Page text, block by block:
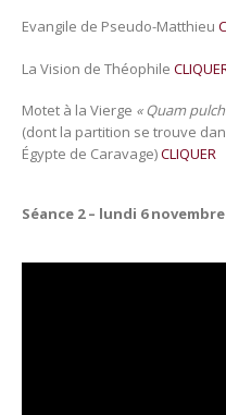
Evangile de Pseudo-Matthieu
La Vision de Théophile
Motet à la Vierge « Quam
(dont la partition se trouve
Égypte de Caravage)CLIQUER
Séance 2 – lundi 6